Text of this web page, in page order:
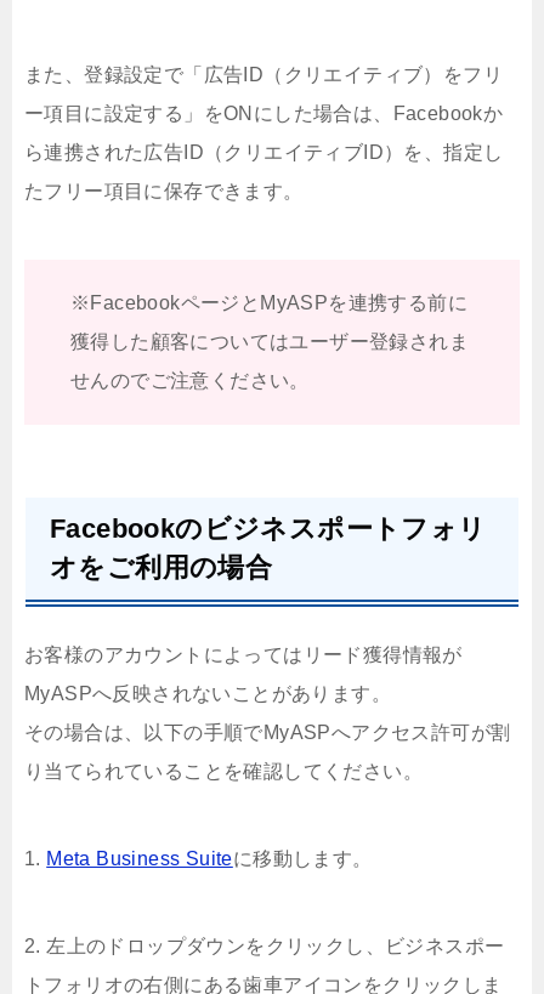
また、登録設定で「広告ID（クリエイティブ）をフリ
ー項目に設定する」をONにした場合は、Facebookか
ら連携された広告ID（クリエイティブID）を、指定し
たフリー項目に保存できます。
※FacebookページとMyASPを連携する前に
獲得した顧客についてはユーザー登録されま
せんのでご注意ください。
Facebookのビジネスポートフォリ
オをご利用の場合
お客様のアカウントによってはリード獲得情報が
MyASPへ反映されないことがあります。
その場合は、以下の手順でMyASPへアクセス許可が割
り当てられていることを確認してください。
1. Meta Business Suiteに移動します。
2. 左上のドロップダウンをクリックし、ビジネスポー
トフォリオの右側にある歯車アイコンをクリックしま